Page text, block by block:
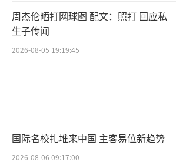
周杰伦晒打网球图 配文：照打 回应私
生子传闻
2026-08-05 19:19:45
国际名校扎堆来中国 主客易位新趋势
2026-08-06 09:17:00